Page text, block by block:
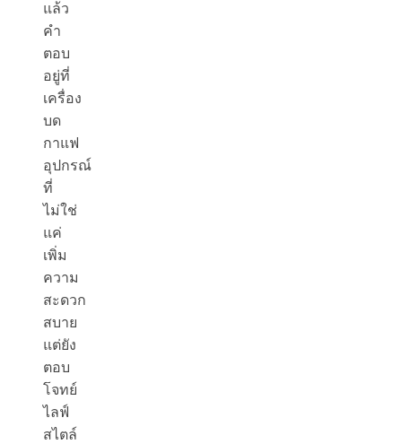
แล้ว
คำ
ตอบ
อยู่ที่
เครื่อง
บด
กาแฟ
อุปกรณ์
ที่
ไม่ใช่
แค่
เพิ่ม
ความ
สะดวก
สบาย
แต่ยัง
ตอบ
โจทย์
ไลฟ์
สไตล์